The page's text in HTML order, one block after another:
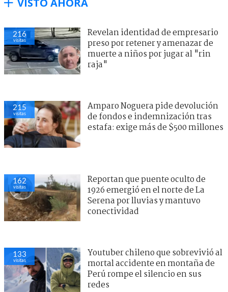
216
visitas
Revelan identidad de empresario
preso por retener y amenazar de
muerte a niños por jugar al "rin
raja"
215
visitas
Amparo Noguera pide devolución
de fondos e indemnización tras
estafa: exige más de $500 millones
162
visitas
Reportan que puente oculto de
1926 emergió en el norte de La
Serena por lluvias y mantuvo
conectividad
133
visitas
Youtuber chileno que sobrevivió al
mortal accidente en montaña de
Perú rompe el silencio en sus
redes